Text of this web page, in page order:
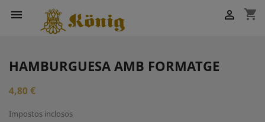
 shopping_cart

HAMBURGUESA AMB FORMATGE
4,80 €
Impostos inclosos